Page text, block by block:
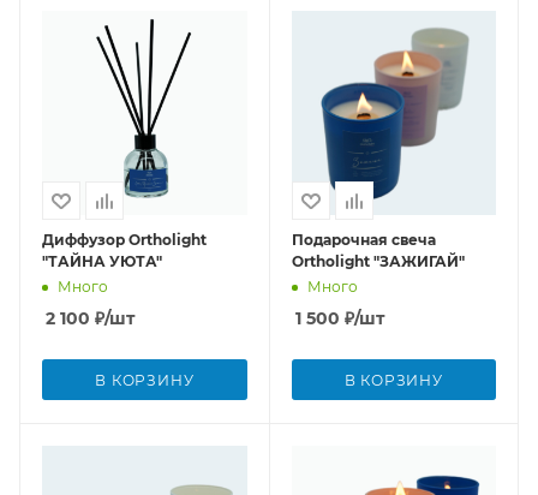
Диффузор Ortholight
"ТАЙНА УЮТА"
Много
2 100 ₽/шт
В КОРЗИНУ
Подарочная свеча
Ortholight "ЗАЖИГАЙ"
Много
1 500 ₽/шт
В КОРЗИНУ